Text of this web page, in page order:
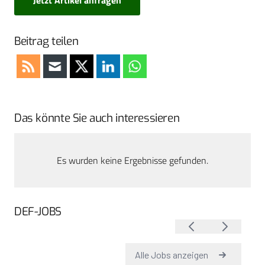
Beitrag teilen
Das könnte Sie auch interessieren
Es wurden keine Ergebnisse gefunden.
DEF-JOBS